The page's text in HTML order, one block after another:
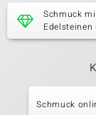
Schmuck
Edelsteinen
Schmuck